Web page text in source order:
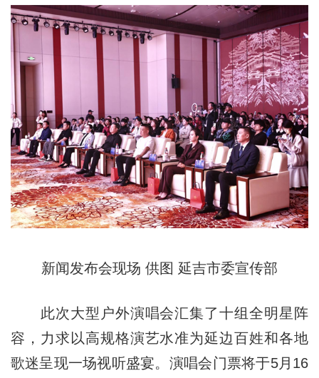
新闻发布会现场 供图 延吉市委宣传部
此次大型户外演唱会汇集了十组全明星阵
容，力求以高规格演艺水准为延边百姓和各地
歌迷呈现一场视听盛宴。演唱会门票将于5月16